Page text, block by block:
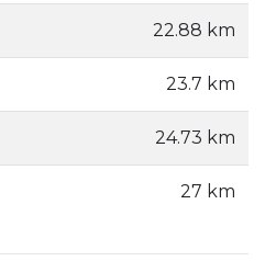
22.88 km
23.7 km
24.73 km
27 km